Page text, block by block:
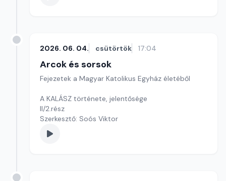
2026. 06. 04. csütörtök 17:04
Arcok és sorsok
Fejezetek a Magyar Katolikus Egyház életéből
A KALÁSZ története, jelentősége
II/2.rész
Szerkesztő: Soós Viktor